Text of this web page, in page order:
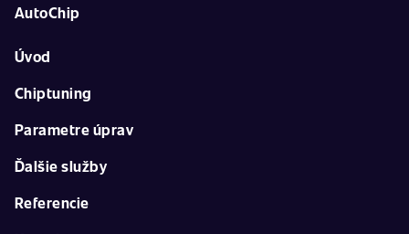
AutoChip
Úvod
Chiptuning
Parametre úprav
Ďalšie služby
Referencie